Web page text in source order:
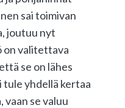
sai toimivan
joutuu nyt
on valitettava
se on lähes
tule yhdellä kertaa
se valuu